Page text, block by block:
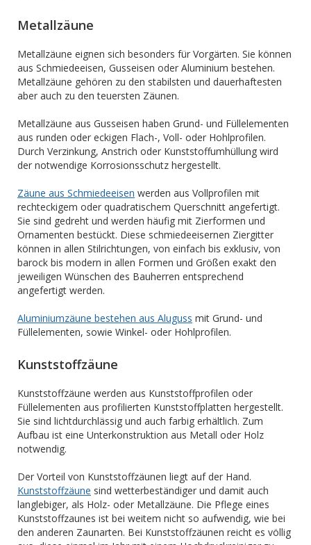
Metallzäune
Metallzäune eignen sich besonders für Vorgärten. Sie können
aus Schmiedeeisen, Gusseisen oder Aluminium bestehen.
Metallzäune gehören zu den stabilsten und dauerhaftesten
aber auch zu den teuersten Zäunen.
Metallzäune aus Gusseisen haben Grund- und Füllelementen
aus runden oder eckigen Flach-, Voll- oder Hohlprofilen.
Durch Verzinkung, Anstrich oder Kunststoffumhüllung wird
der notwendige Korrosionsschutz hergestellt.
Zäune aus Schmiedeeisen werden aus Vollprofilen mit
rechteckigem oder quadratischem Querschnitt angefertigt.
Sie sind gedreht und werden häufig mit Zierformen und
Ornamenten bestückt. Diese schmiedeeisernen Ziergitter
können in allen Stilrichtungen, von einfach bis exklusiv, von
barock bis modern in allen Formen und Größen exakt den
jeweiligen Wünschen des Bauherren entsprechend
angefertigt werden.
Aluminiumzäune bestehen aus Aluguss mit Grund- und
Füllelementen, sowie Winkel- oder Hohlprofilen.
Kunststoffzäune
Kunststoffzäune werden aus Kunststoffprofilen oder
Füllelementen aus profilierten Kunststoffplatten hergestellt.
Sie sind lichtdurchlässig und auch farbig erhältlich. Zum
Aufbau ist eine Unterkonstruktion aus Metall oder Holz
notwendig.
Der Vorteil von Kunststoffzäunen liegt auf der Hand.
Kunststoffzäune sind wetterbeständiger und damit auch
langlebiger, als Holz- oder Metallzäune. Die Pflege eines
Kunststoffzaunes ist bei weitem nicht so aufwendig, wie bei
den anderen Zaunarten. Bei Kunststoffzäunen reicht es völlig